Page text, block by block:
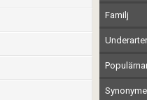
Familj
Underarter